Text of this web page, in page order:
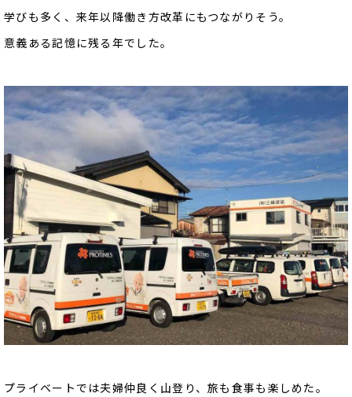
学びも多く、来年以降働き方改革にもつながりそう。
意義ある記憶に残る年でした。
プライベートでは夫婦仲良く山登り、旅も食事も楽しめた。